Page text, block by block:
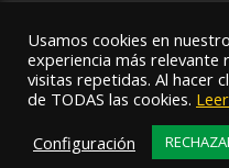
Copyright ©
Usamos cookies en
experiencia más relevante
visitas repetidas. Al hacer
de TODAS las cookies.
Configuración